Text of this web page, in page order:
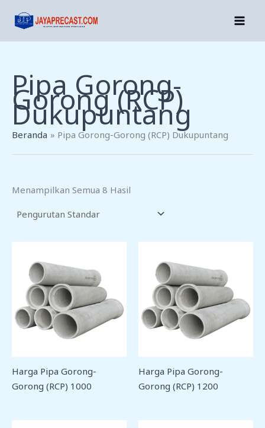
Pipa Gorong-
Gorong (RCP)
Dukupuntang
Beranda Pipa Gorong-Gorong (RCP) Dukupuntang
Menampilkan Semua 8 Hasil
Harga Pipa Gorong-
Gorong (RCP) 1000
Harga Pipa Gorong-
Gorong (RCP) 1200